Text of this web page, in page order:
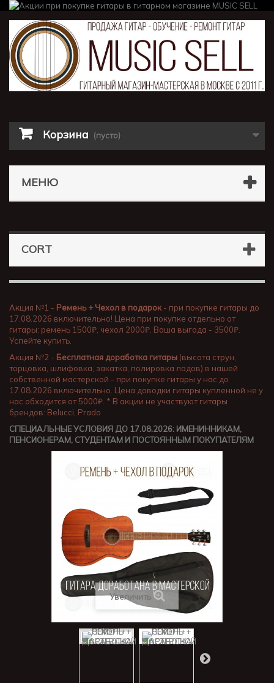
Корзина (пусто)
МЕНЮ
CORT
Акция №1 - Ремень + Чехол в подарок - при покупке гитары до
17.08.2026 включительно! Цена при покупке отдельно от
гитары: ремень 1500₽, чехол 2000₽. Ваша выгода - 3500₽.
Успейте купить.
Акция №2 - Бесплатная доработка гитары (высота струн,
торцовка, шлифовка, закатка, полировка ладов) в нашей
собственной мастерской - при покупке гитары у нас до
17.08.2026 включительно. Цена доводки гитары купленной не у
нас обходится от 5000₽. * В акции не участвуют гитары
брендов: Belucci, Prado
СПЕЦИАЛЬНЫЕ УСЛОВИЯ ДО 17.08.2026: ИМЕНИННИКАМ,
ПЕНСИОНЕРАМ, СТУДЕНТАМ И ПОСТОЯННЫМ ПОКУПАТЕЛЯМ
Увеличить